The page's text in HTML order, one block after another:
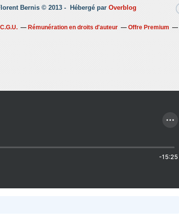
Bernis © 2013 - Hébergé par Overblog
C.G.U. Rémunération en droits d'auteur Offre Premium
-15:25